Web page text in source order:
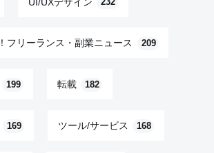
232
フリーランス・副業ニュース 209
199 転載 182
169 ツール/サービス 168